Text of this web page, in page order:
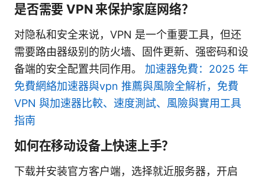
是否需要 VPN 来保护家庭网络？
对隐私和安全来说，VPN 是一个重要工具，但还
需要路由器级别的防火墙、固件更新、强密码和设
备端的安全配置共同作用。 加速器免費：2025 年
免費網絡加速器與vpn 推薦與風險全解析，免費
VPN 與加速器比較、速度測試、風險與實用工具
指南
如何在移动设备上快速上手？
下载并安装官方客户端，选择就近服务器，开启